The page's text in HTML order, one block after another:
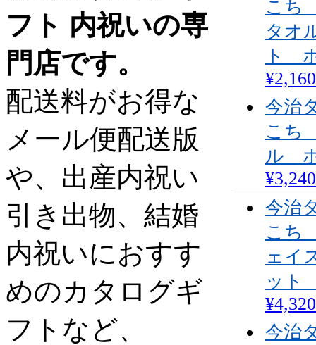
こち
タオ
ト
¥2,160
今治
こち
ル
¥3,240
今治
こち
ェイ
ット
¥4,320
今治
フト 内祝いの専
門店です。
配送料がお得な
メール便配送版
や、出産内祝い
引き出物、結婚
内祝いにおすす
めのカタログギ
フトなど、